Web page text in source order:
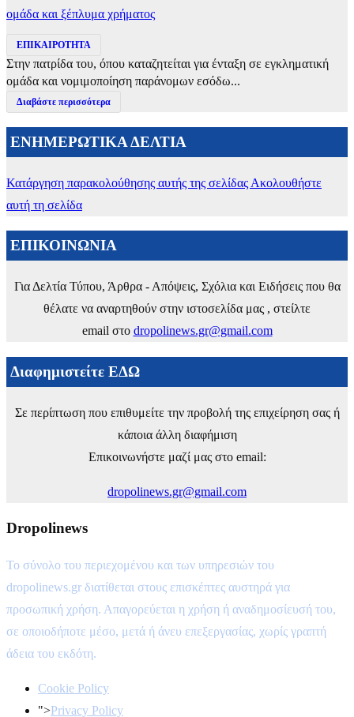
ομάδα και ξέπλυμα χρήματος
ΕΠΙΚΑΙΡΟΤΗΤΑ
Στην πατρίδα του, όπου καταζητείται για ένταξη σε εγκληματική
ομάδα και νομιμοποίηση παράνομων εσόδω...
Διαβάστε περισσότερα
ΕΝΗΜΕΡΩΤΙΚΑ ΔΕΛΤΙΑ
Κατάργηση παρακολούθησης αυτής της σελίδας Ακολουθήστε
αυτή τη σελίδα
ΕΠΙΚΟΙΝΩΝΙΑ
Για Δελτία Τύπου, Άρθρα - Απόψεις, Σχόλια και Ειδήσεις που θα
θέλατε να αναρτηθούν στην ιστοσελίδα μας , στείλτε
email στο dropolinews.gr@gmail.com
Διαφημιστείτε ΕΔΩ
Σε περίπτωση που επιθυμείτε την προβολή της επιχείρηση σας ή
κάποια άλλη διαφήμιση
Επικοινωνήστε μαζί μας στο email:
dropolinews.gr@gmail.com
Dropolinews
Το σύνολο του περιεχομένου και των υπηρεσιών του
dropolinews.gr διατίθεται στους επισκέπτες αυστηρά για
προσωπική χρήση. Απαγορεύεται η χρήση ή αναδημοσίευσή του,
σε οποιοδήποτε μέσο, μετά ή άνευ επεξεργασίας, χωρίς γραπτή
άδεια του εκδότη.
Cookie Policy
">Privacy Policy